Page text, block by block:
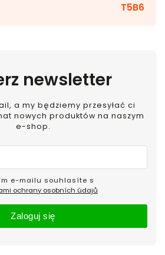
T5B6
newsletter
a my będziemy przesyłać ci
nowych produktów na naszym
e-shop.
ochrany osobních údajů
Zaloguj się